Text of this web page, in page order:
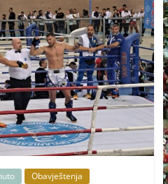
Obavještenja